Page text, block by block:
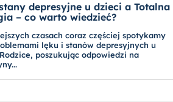
depresyjne u dzieci a Totalna
– co warto wiedzieć?
czasach coraz częściej spotykamy
lęku i stanów depresyjnych u
poszukując odpowiedzi na